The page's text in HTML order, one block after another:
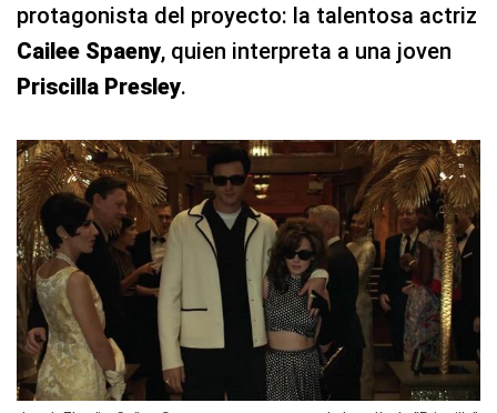
protagonista del proyecto: la talentosa actriz
Cailee Spaeny, quien interpreta a una joven
Priscilla Presley.